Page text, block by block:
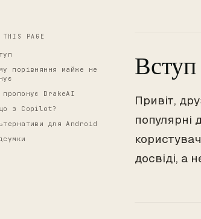
THIS PAGE
порівняння майже не
пропонує DrakeAI
з Copilot?
для Android
Вступ
Привіт,
популярні
досвіді, а